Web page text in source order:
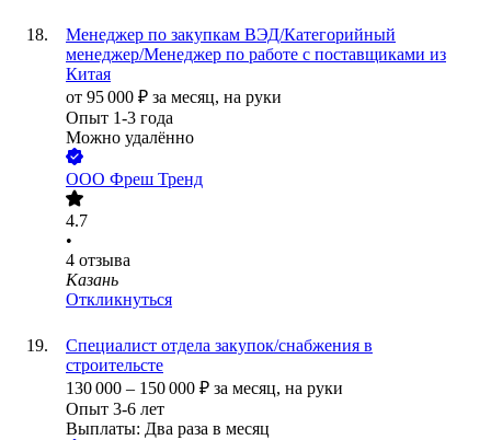
Менеджер по закупкам ВЭД/Категорийный
менеджер/Менеджер по работе с поставщиками из
Китая
от 95 000 ₽ за месяц, на руки
Опыт 1-3 года
Можно удалённо
ООО Фреш Тренд
4.7
•
4 отзыва
Казань
Откликнуться
Специалист отдела закупок/снабжения в
строительсте
130 000 – 150 000 ₽ за месяц, на руки
Опыт 3-6 лет
Выплаты: Два раза в месяц